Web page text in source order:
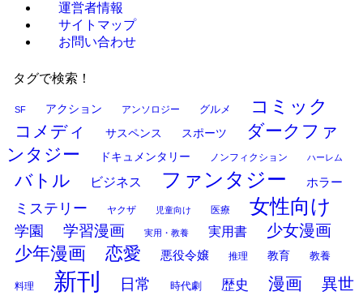
運営者情報
サイトマップ
お問い合わせ
タグで検索！
SF アクション アンソロジー グルメ コミック
コメディ サスペンス スポーツ
ダークファ
ンタジー
ドキュメンタリー ノンフィクション ハーレム
バトル ビジネス ファンタジー ホラー
ミステリー ヤクザ 児童向け 医療 女性向け
学園 学習漫画 実用・教養 実用書 少女漫画
少年漫画 恋愛 悪役令嬢 推理 教育 教養
料理 新刊 日常 時代劇 歴史 漫画
異世